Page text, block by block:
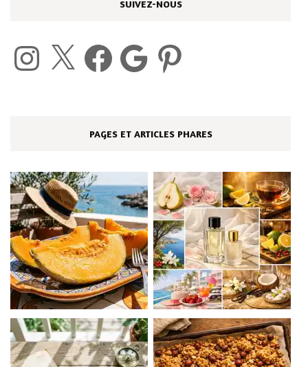
SUIVEZ-NOUS
Instagram Facebook Google Pinterest
PAGES ET ARTICLES PHARES